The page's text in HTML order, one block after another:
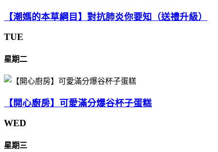
【潮媽的本草綱目】對抗肺炎你要知（送禮升級）
TUE
星期二
【開心廚房】可愛滿分爆谷杯子蛋糕
WED
星期三